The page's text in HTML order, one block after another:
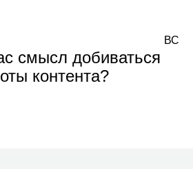
смысл добиваться
контента?
ВС